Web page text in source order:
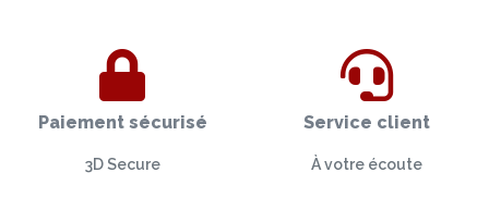
Paiement sécurisé
3D Secure
Service client
À votre écoute